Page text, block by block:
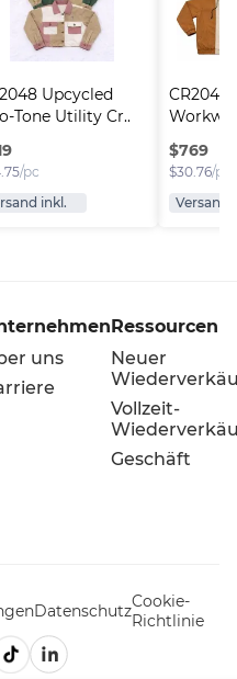
Upcycled
Tone Utility Cr..
/pc
inkl.
$769
$30.76/pc
Versand
uns
Ressourcen
Neuer
Vollzeit-
Geschäft
DatenschutzCookie-
Richtlinie